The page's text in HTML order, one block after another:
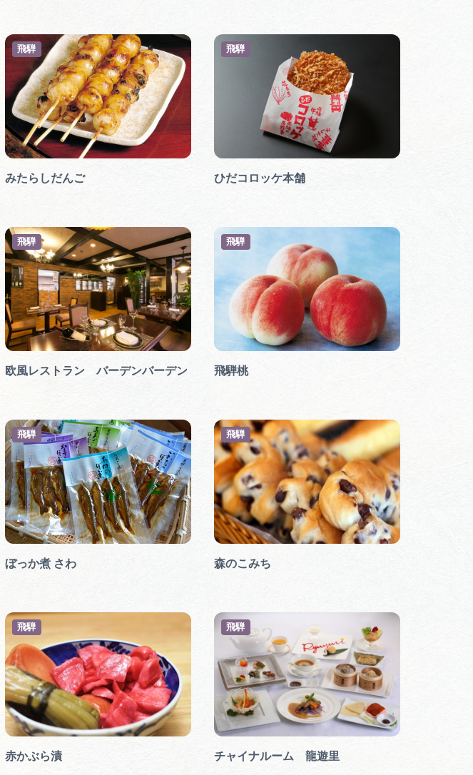
みたらしだんご
飛騨
ひだコロッケ本舗
飛騨
欧風レストラン バーデンバーデン
飛騨
飛騨桃
飛騨
ぼっか煮 さわ
飛騨
森のこみち
飛騨
赤かぶら漬
飛騨
チャイナルーム 龍遊里
飛騨